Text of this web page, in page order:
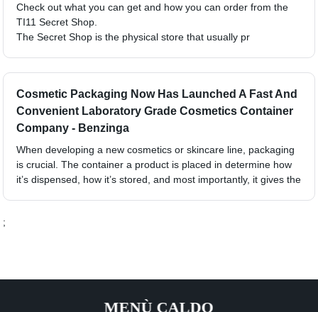
Check out what you can get and how you can order from the
TI11 Secret Shop.
The Secret Shop is the physical store that usually pr
Cosmetic Packaging Now Has Launched A Fast And
Convenient Laboratory Grade Cosmetics Container
Company - Benzinga
When developing a new cosmetics or skincare line, packaging
is crucial. The container a product is placed in determine how
it’s dispensed, how it’s stored, and most importantly, it gives the
;
MENÙ CALDO